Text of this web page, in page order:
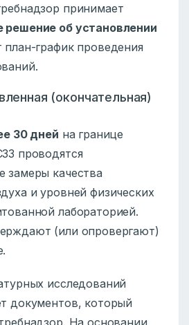
принимает
решение об установлении
график проведения
(окончательная)
30 дней на границе
проводятся
замеры качества
и уровней физических
лабораторией.
(или опровергают)
исследований
документов, который
На основании